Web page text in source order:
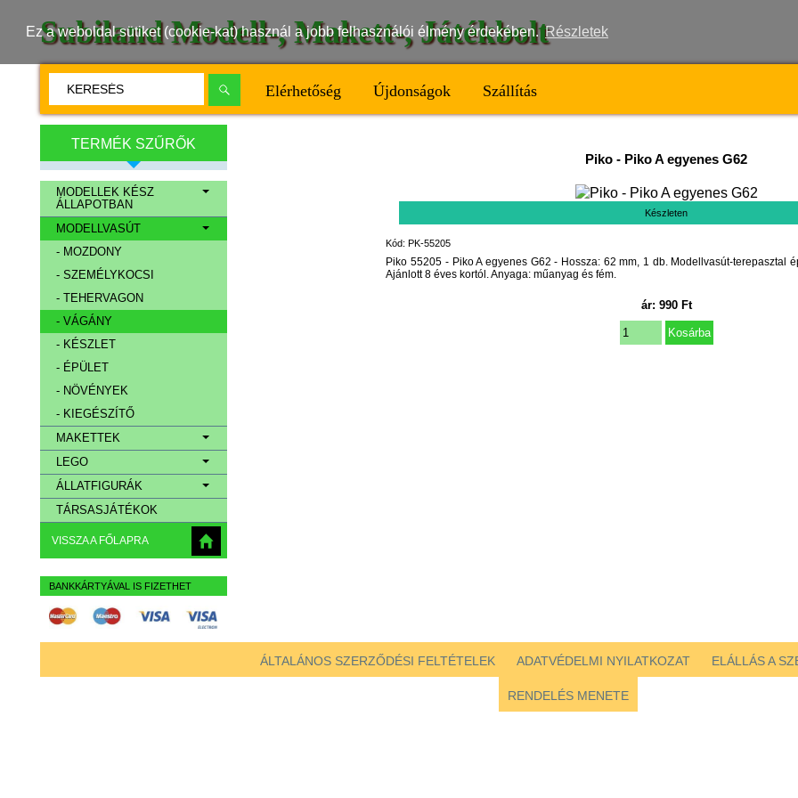
Ez a weboldal sütiket (cookie-kat) használ a jobb felhasználói élmény érdekében. Részletek
Subiland Modell-, Makett-, Játékbolt
Elérhetőség Újdonságok Szállítás
TERMÉK SZŰRŐK
MODELLEK KÉSZ
ÁLLAPOTBAN
MODELLVASÚT
- MOZDONY
- SZEMÉLYKOCSI
- TEHERVAGON
- VÁGÁNY
- KÉSZLET
- ÉPÜLET
- NÖVÉNYEK
- KIEGÉSZÍTŐ
MAKETTEK
LEGO
ÁLLATFIGURÁK
TÁRSASJÁTÉKOK
VISSZA A FŐLAPRA
BANKKÁRTYÁVAL IS FIZETHET
Piko - Piko A egyenes G62
Készleten
Kód: PK-55205
Piko 55205 - Piko A egyenes G62 - Hossza: 62 mm, 1 db. Modellvasút-terepasztal
Ajánlott 8 éves kortól. Anyaga: műanyag és fém.
ár: 990Ft
ÁLTALÁNOS SZERZŐDÉSI FELTÉTELEK ADATVÉDELMI NYILATKOZAT ELÁLLÁS A
RENDELÉS MENETE